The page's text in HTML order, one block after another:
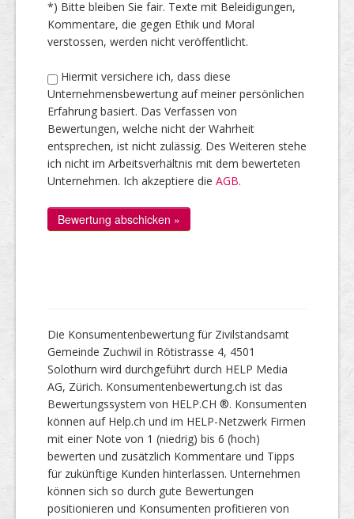
*) Bitte bleiben Sie fair. Texte mit Beleidigungen,
Kommentare, die gegen Ethik und Moral
verstossen, werden nicht veröffentlicht.
Hiermit versichere ich, dass diese
Unternehmensbewertung auf meiner persönlichen
Erfahrung basiert. Das Verfassen von
Bewertungen, welche nicht der Wahrheit
entsprechen, ist nicht zulässig. Des Weiteren stehe
ich nicht im Arbeitsverhältnis mit dem bewerteten
Unternehmen. Ich akzeptiere die AGB.
Die Konsumentenbewertung für Zivilstandsamt
Gemeinde Zuchwil in Rötistrasse 4, 4501
Solothurn wird durchgeführt durch HELP Media
AG, Zürich. Konsumentenbewertung.ch ist das
Bewertungssystem von HELP.CH ®. Konsumenten
können auf Help.ch und im HELP-Netzwerk Firmen
mit einer Note von 1 (niedrig) bis 6 (hoch)
bewerten und zusätzlich Kommentare und Tipps
für zukünftige Kunden hinterlassen. Unternehmen
können sich so durch gute Bewertungen
positionieren und Konsumenten profitieren von